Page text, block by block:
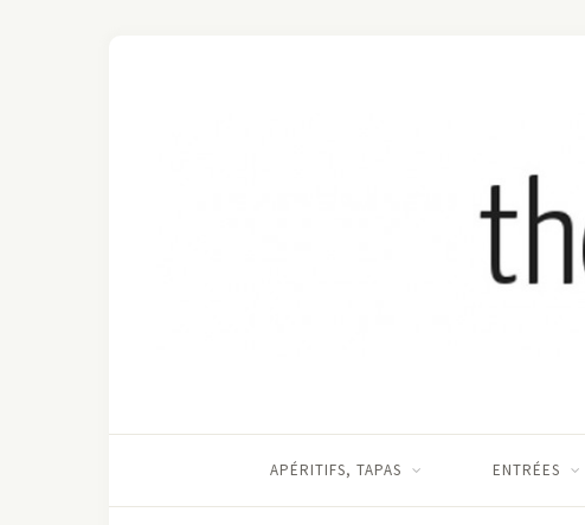
APÉRITIFS, TAPAS ENTRÉES